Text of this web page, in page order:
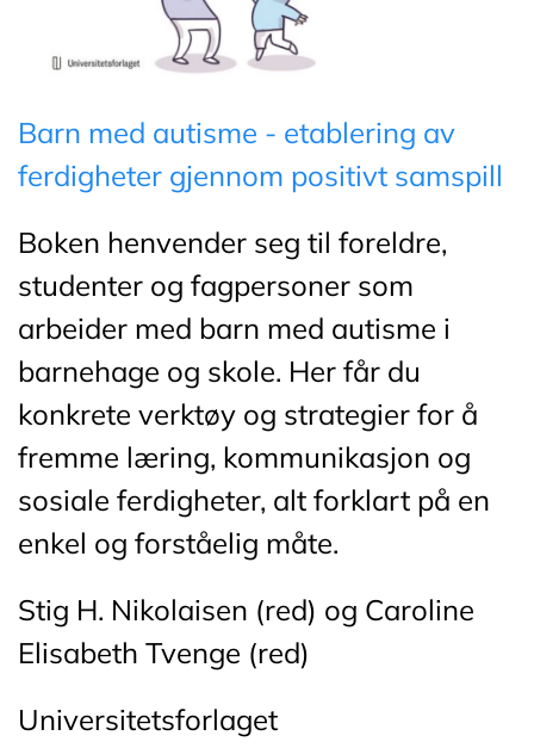
Barn med autisme - etablering av
ferdigheter gjennom positivt samspill
Boken henvender seg til foreldre,
studenter og fagpersoner som
arbeider med barn med autisme i
barnehage og skole. Her får du
konkrete verktøy og strategier for å
fremme læring, kommunikasjon og
sosiale ferdigheter, alt forklart på en
enkel og forståelig måte.
Stig H. Nikolaisen (red) og Caroline
Elisabeth Tvenge (red)
Universitetsforlaget